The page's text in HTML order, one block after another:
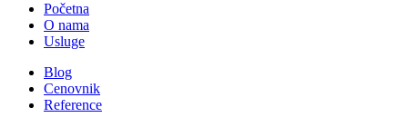
Početna
O nama
Usluge
Blog
Cenovnik
Reference